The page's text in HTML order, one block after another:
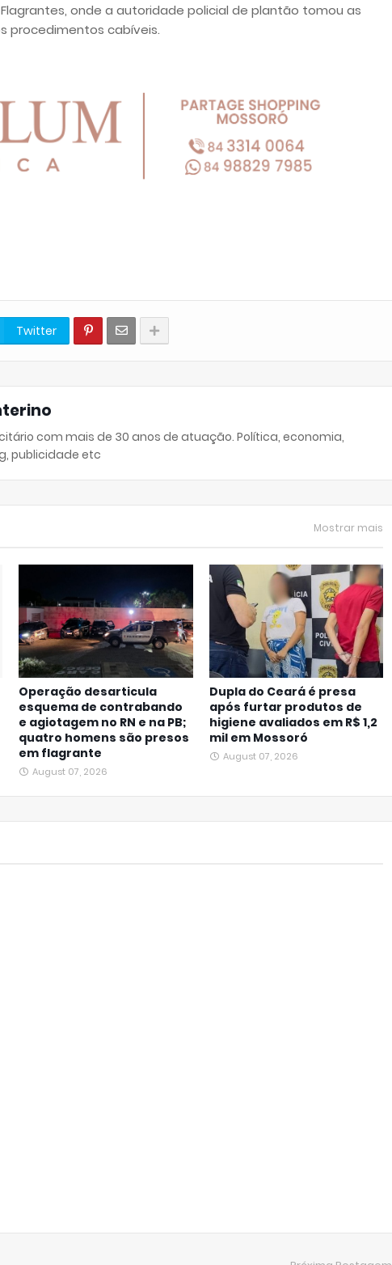
onde a autoridade policial de plantão tomou as
procedimentos cabíveis.
Twitter
com mais de 30 anos de atuação. Política, economia,
publicidade etc
Mostrar mais
Operação desarticula
esquema de contrabando
e agiotagem no RN e na PB;
quatro homens são presos
em flagrante
August 07, 2026
Dupla do Ceará é presa
após furtar produtos de
higiene avaliados em R$ 1,2
mil em Mossoró
August 07, 2026